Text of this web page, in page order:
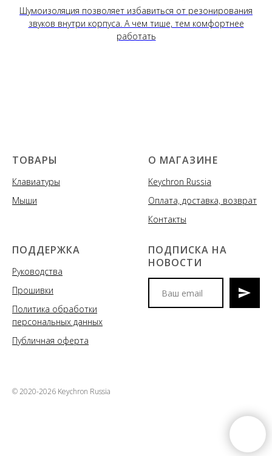
Шумоизоляция позволяет избавиться от резонирования
звуков внутри корпуса. А чем тише, тем комфортнее
работать
ТОВАРЫ
Клавиатуры
Мыши
О МАГАЗИНЕ
Keychron Russia
Оплата, доставка, возврат
Контакты
ПОДДЕРЖКА
Руководства
Прошивки
Политика обработки
персональных данных
Публичная оферта
ПОДПИСКА НА
НОВОСТИ
© 2020-2026 Keychron Russia